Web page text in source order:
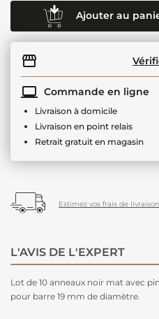
Ajouter au
Commande en ligne
Livraison à domicile
Livraison en point relais
Retrait gratuit en magasin
Estimez vos frais de
L'AVIS DE L'EXPERT
Lot de 10 anneaux noir mat avec
pour barre 19 mm de diamètre.